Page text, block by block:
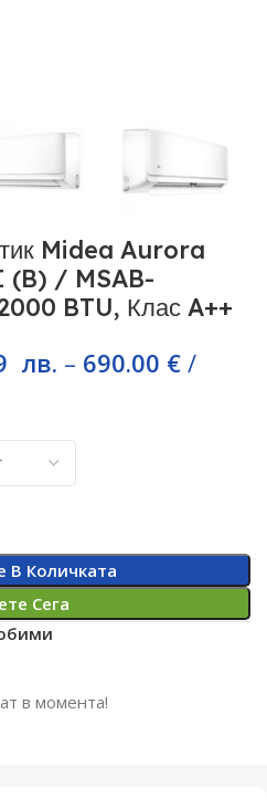
Midea Aurora
(B) / MSAB-
BTU, Клас A++
лв. – 690.00 € /
В Количката
Сега
в момента!